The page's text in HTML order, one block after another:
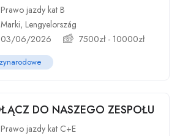
Prawo jazdy kat B
Marki, Lengyelország
03/06/2026
7500zł- 10000zł
DO NASZEGO ZESPOŁU
Prawo jazdy kat C+E